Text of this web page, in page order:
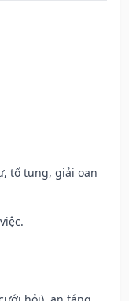
tố tụng, giải oan